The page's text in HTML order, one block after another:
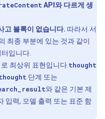
API와 다르게 생
고 블록이 없습니다. 따라서 서
최종 부분에 있는 것과 같이
입니다.
최상위 표현입니다. thought
단계 또는
와 같은 기본 제
입력, 모델 출력 또는 표준 함